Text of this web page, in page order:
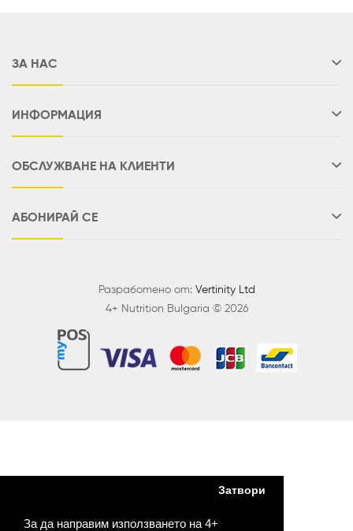
За да направим използването на 4+
Затвори
ЗА НАС
ИНФОРМАЦИЯ
ОБСЛУЖВАНЕ НА КЛИЕНТИ
АБОНИРАЙ СЕ
Разработено от: Vertinity Ltd
4+ Nutrition Bulgaria © 2026